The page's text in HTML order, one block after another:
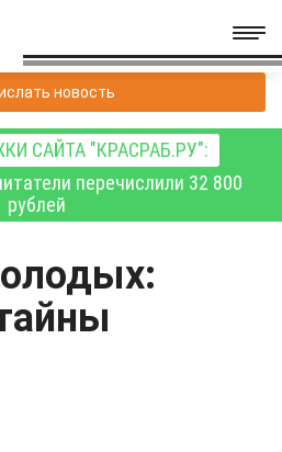
новость
САЙТА "КРАСРАБ.РУ":
перечислили 32 800
рублей